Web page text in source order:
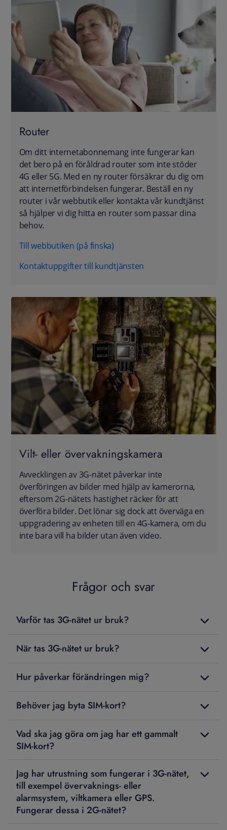
Router
Om ditt internetabonnemang inte fungerar kan
det bero på en föråldrad router som inte stöder
4G eller 5G. Med en ny router försäkrar du dig om
att internetförbindelsen fungerar. Beställ en ny
router i vår webbutik eller kontakta vår kundtjänst
så hjälper vi dig hitta en router som passar dina
behov.
Till webbutiken (på finska)
Kontaktuppgifter till kundtjänsten
Vilt- eller övervakningskamera
Avvecklingen av 3G-nätet påverkar inte
överföringen av bilder med hjälp av kamerorna,
eftersom 2G-nätets hastighet räcker för att
överföra bilder. Det lönar sig dock att överväga en
uppgradering av enheten till en 4G-kamera, om du
inte bara vill ha bilder utan även video.
Frågor och svar
Varför tas 3G-nätet ur bruk?
När tas 3G-nätet ur bruk?
Hur påverkar förändringen mig?
Behöver jag byta SIM-kort?
Vad ska jag göra om jag har ett gammalt
SIM-kort?
Jag har utrustning som fungerar i 3G-nätet,
till exempel övervaknings- eller
alarmsystem, viltkamera eller GPS.
Fungerar dessa i 2G-nätet?